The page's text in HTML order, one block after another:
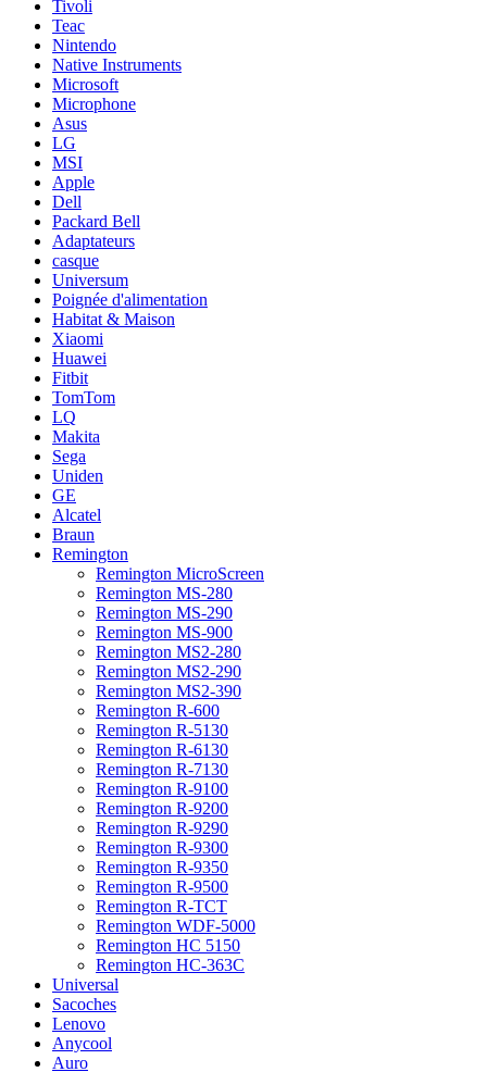
Tivoli
Teac
Nintendo
Native Instruments
Microsoft
Microphone
Asus
LG
MSI
Apple
Dell
Packard Bell
Adaptateurs
casque
Universum
Poignée d'alimentation
Habitat & Maison
Xiaomi
Huawei
Fitbit
TomTom
LQ
Makita
Sega
Uniden
GE
Alcatel
Braun
Remington
Remington MicroScreen
Remington MS-280
Remington MS-290
Remington MS-900
Remington MS2-280
Remington MS2-290
Remington MS2-390
Remington R-600
Remington R-5130
Remington R-6130
Remington R-7130
Remington R-9100
Remington R-9200
Remington R-9290
Remington R-9300
Remington R-9350
Remington R-9500
Remington R-TCT
Remington WDF-5000
Remington HC 5150
Remington HC-363C
Universal
Sacoches
Lenovo
Anycool
Auro